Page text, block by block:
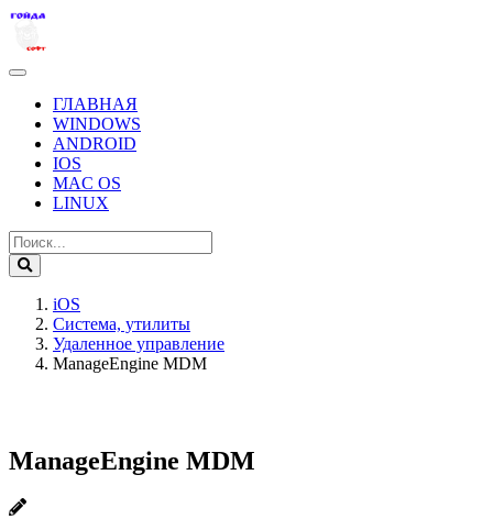
ГЛАВНАЯ
WINDOWS
ANDROID
IOS
MAC OS
LINUX
iOS
Система, утилиты
Удаленное управление
ManageEngine MDM
ManageEngine MDM